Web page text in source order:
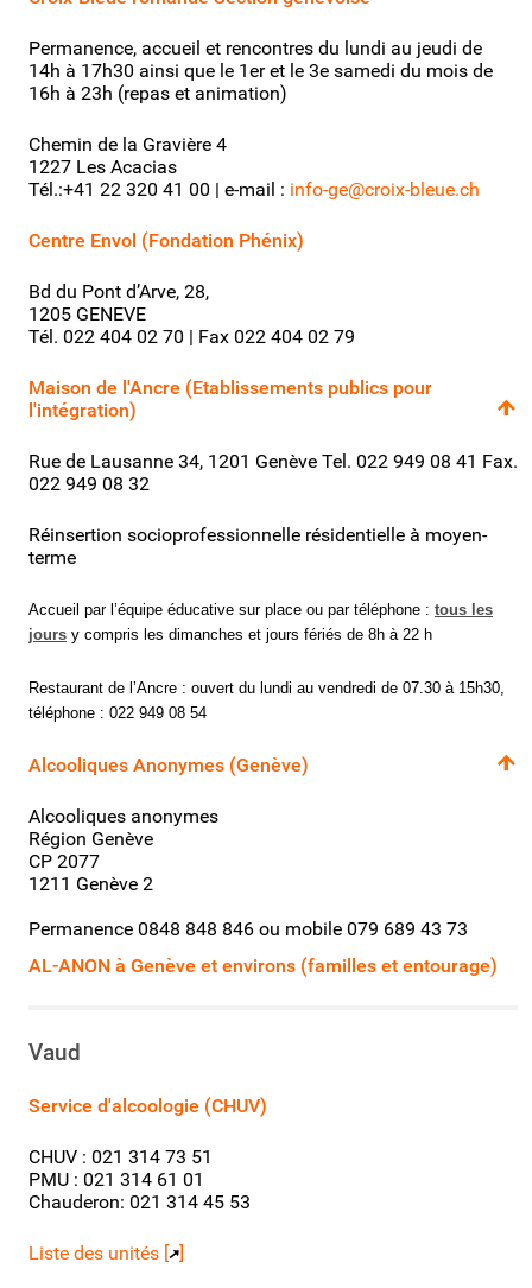
Permanence, accueil et rencontres du lundi au jeudi de
14h à 17h30 ainsi que le 1er et le 3e samedi du mois de
16h à 23h (repas et animation)
Chemin de la Gravière 4
1227 Les Acacias
Tél.:+41 22 320 41 00 | e-mail : info-ge@croix-bleue.ch
Centre Envol (Fondation Phénix)
Bd du Pont d’Arve, 28,
1205 GENEVE
Tél. 022 404 02 70 | Fax 022 404 02 79
Maison de l'Ancre (Etablissements publics pour
l'intégration)
Rue de Lausanne 34, 1201 Genève Tel. 022 949 08 41 Fax.
022 949 08 32
Réinsertion socioprofessionnelle résidentielle à moyen-
terme
Accueil par l’équipe éducative sur place ou par téléphone : tous les
jours y compris les dimanches et jours fériés de 8h à 22 h
Restaurant de l’Ancre : ouvert du lundi au vendredi de 07.30 à 15h30,
téléphone : 022 949 08 54
Alcooliques Anonymes (Genève)
Alcooliques anonymes
Région Genève
CP 2077
1211 Genève 2
Permanence 0848 848 846 ou mobile 079 689 43 73
AL-ANON à Genève et environs (familles et entourage)
Vaud
Service d'alcoologie (CHUV)
CHUV : 021 314 73 51
PMU : 021 314 61 01
Chauderon: 021 314 45 53
Liste des unités [ ]